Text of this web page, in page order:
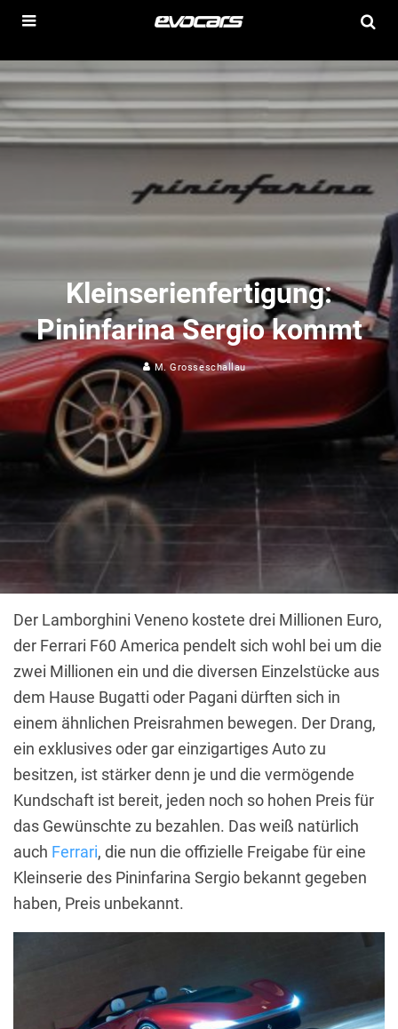
Kleinserienfertigung:
Pininfarina Sergio kommt
M. Grosseschallau
Der Lamborghini Veneno kostete drei Millionen Euro,
der Ferrari F60 America pendelt sich wohl bei um die
zwei Millionen ein und die diversen Einzelstücke aus
dem Hause Bugatti oder Pagani dürften sich in
einem ähnlichen Preisrahmen bewegen. Der Drang,
ein exklusives oder gar einzigartiges Auto zu
besitzen, ist stärker denn je und die vermögende
Kundschaft ist bereit, jeden noch so hohen Preis für
das Gewünschte zu bezahlen. Das weiß natürlich
auch Ferrari, die nun die offizielle Freigabe für eine
Kleinserie des Pininfarina Sergio bekannt gegeben
haben, Preis unbekannt.